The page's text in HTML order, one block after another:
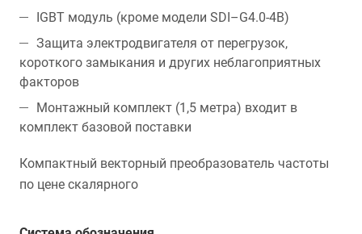
IGBT модуль (кроме модели SDI–G4.0-4B)
Защита электродвигателя от перегрузок,
короткого замыкания и других неблагоприятных
факторов
Монтажный комплект (1,5 метра) входит в
комплект базовой поставки
Компактный векторный преобразователь частоты
по цене скалярного